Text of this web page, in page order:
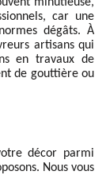
car une
dégâts. À
artisans qui
en travaux de
de gouttière ou
décor parmi
Nous vous